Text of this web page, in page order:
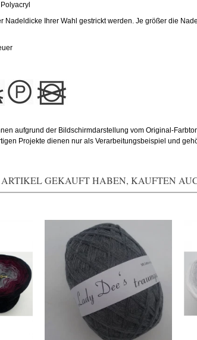
Nadeldicke Ihrer Wahl gestrickt werden. Je größer die
aufgrund der Bildschirmdarstellung vom Original-
Projekte dienen nur als Verarbeitungsbeispiel und
GEKAUFT HABEN, KAUFTEN